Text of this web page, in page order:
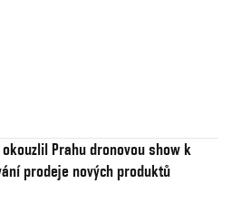
Prahu dronovou show k
prodeje nových produktů